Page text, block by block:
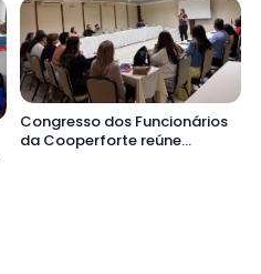
Congresso dos Funcionários
da Cooperforte reúne